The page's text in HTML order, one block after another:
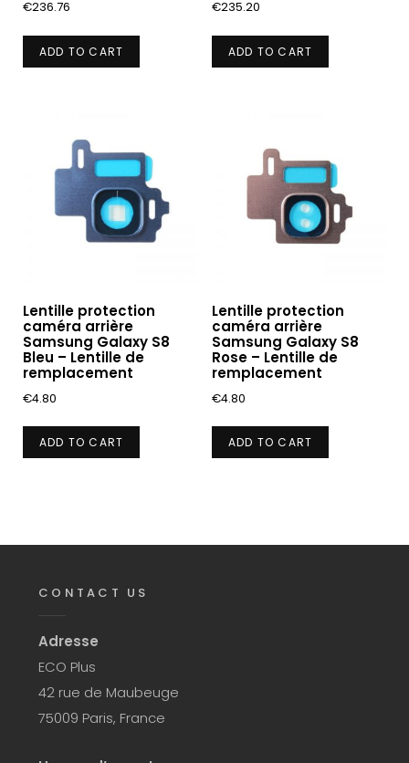
€236.76
ADD TO CART
€235.20
ADD TO CART
Lentille protection
caméra arrière
Samsung Galaxy S8
Bleu – Lentille de
remplacement
€4.80
ADD TO CART
Lentille protection
caméra arrière
Samsung Galaxy S8
Rose – Lentille de
remplacement
€4.80
ADD TO CART
CONTACT US
Adresse
ECO Plus
42 rue de Maubeuge
75009 Paris, France